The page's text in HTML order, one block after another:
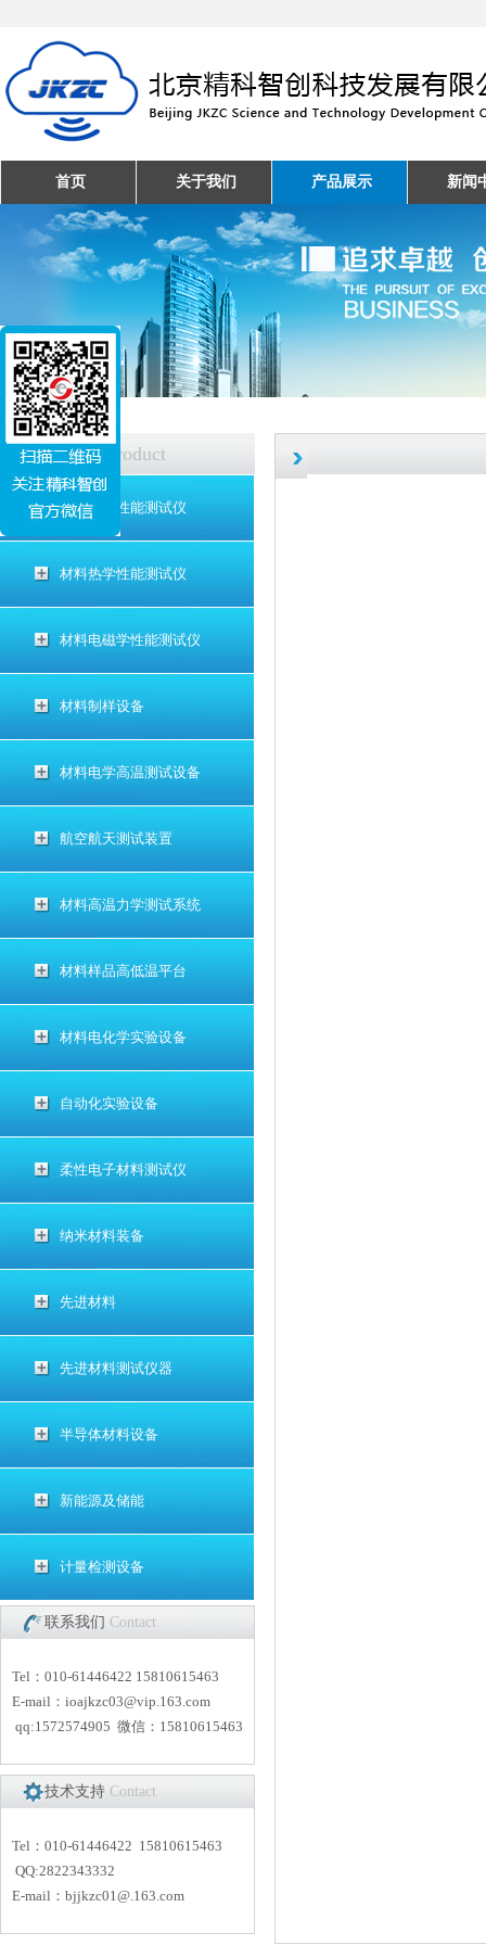
首页 关于我们 产品展示 新闻
产品中心 Product
材料电学性能测试仪
材料热学性能测试仪
材料电磁学性能测试仪
材料制样设备
材料电学高温测试设备
航空航天测试装置
材料高温力学测试系统
材料样品高低温平台
材料电化学实验设备
自动化实验设备
柔性电子材料测试仪
纳米材料装备
先进材料
先进材料测试仪器
半导体材料设备
新能源及储能
计量检测设备
联系我们 Contact
Tel：010-61446422 15810615463
E-mail： ioajkzc03@vip.163.com
qq:1572574905 微信：15810615463
技术支持 Contact
Tel：010-61446422 15810615463
QQ:2822343332
E-mail： bjjkzc01@.163.com